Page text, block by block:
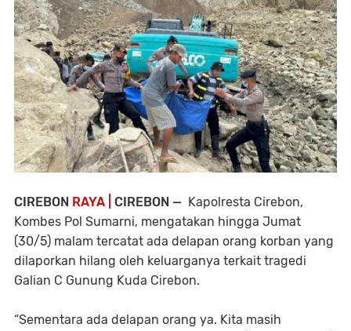
CIREBON RAYA | CIREBON — Kapolresta Cirebon,
Kombes Pol Sumarni, mengatakan hingga Jumat
(30/5) malam tercatat ada delapan orang korban yang
dilaporkan hilang oleh keluarganya terkait tragedi
Galian C Gunung Kuda Cirebon.
“Sementara ada delapan orang ya. Kita masih